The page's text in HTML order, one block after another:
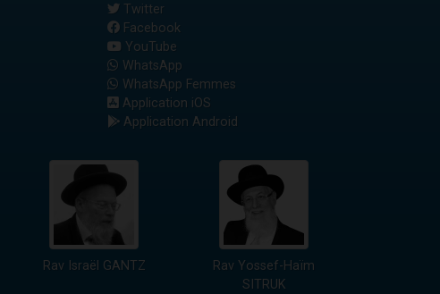
Twitter
Facebook
YouTube
WhatsApp
WhatsApp Femmes
Application iOS
Application Android
Rav Israël GANTZ
Rav Yossef-Haïm
SITRUK